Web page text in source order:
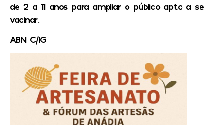
de 2 a 11 anos para ampliar o público apto a se
vacinar.
ABN C/IG